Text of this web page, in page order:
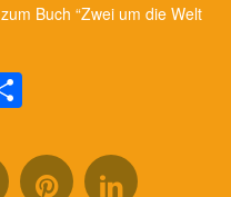
Buch “Zwei um die Welt